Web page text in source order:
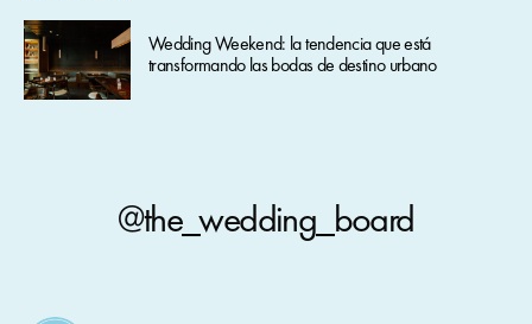
Wedding Weekend: la tendencia que está
transformando las bodas de destino urbano
@the_wedding_board